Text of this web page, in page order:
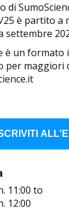
di
25 è partito a
settembre
è un
per maggiori
11:00 to
12:00